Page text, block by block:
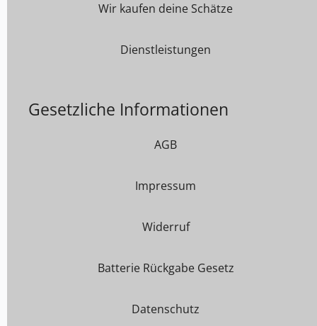
Wir kaufen deine Schätze
Dienstleistungen
Gesetzliche Informationen
AGB
Impressum
Widerruf
Batterie Rückgabe Gesetz
Datenschutz